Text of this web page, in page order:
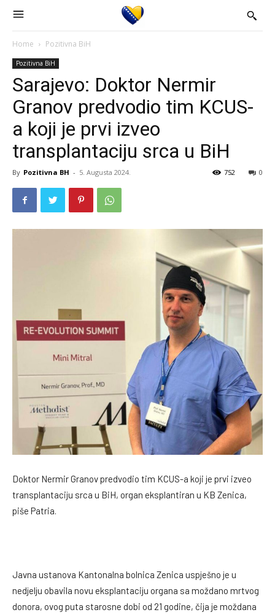
Home Pozitivna BiH
Pozitivna BiH
Sarajevo: Doktor Nermir
Granov predvodio tim KCUS-
a koji je prvi izveo
transplantaciju srca u BiH
By Pozitivna BH - 5. Augusta 2024. 0
752
Doktor Nermir Granov predvodio tim KCUS-a koji je prvi izveo
transplantaciju srca u BiH, organ eksplantiran u KB Zenica,
piše Patria.
Javna ustanova Kantonalna bolnica Zenica uspješno je u
nedjelju obavila novu eksplantaciju organa sa moždano mrtvog
donora, ovog puta starosne dobi od 21 godine, čija je moždana